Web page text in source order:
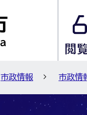
市政情報 市政情